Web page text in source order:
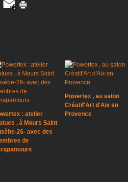
: atelier
, à Mours Saint
26- avec des
de
Powertex , au salon
Créatif'Art d'Aix en
Provence